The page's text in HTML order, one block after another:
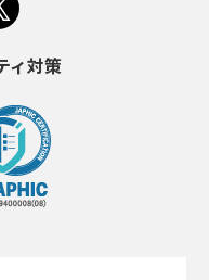
ィ対策